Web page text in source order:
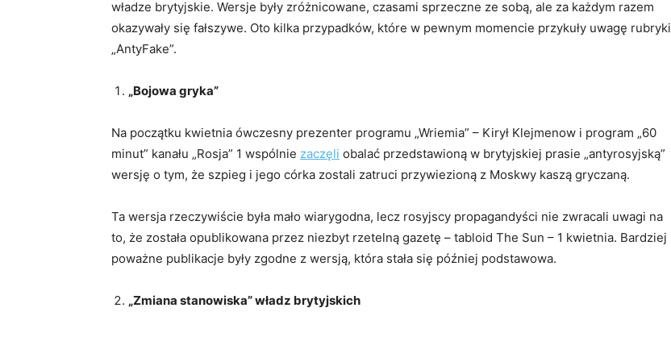
władze brytyjskie. Wersje były zróżnicowane, czasami sprzeczne ze sobą, ale za każdym razem
okazywały się fałszywe. Oto kilka przypadków, które w pewnym momencie przykuły uwagę rubryki
„AntyFake”.
„Bojowa gryka”
Na początku kwietnia ówczesny prezenter programu „Wriemia” – Kirył Klejmenow i program „60
minut” kanału „Rosja” 1 wspólnie zaczęli obalać przedstawioną w brytyjskiej prasie „antyrosyjską”
wersję o tym, że szpieg i jego córka zostali zatruci przywiezioną z Moskwy kaszą gryczaną.
Ta wersja rzeczywiście była mało wiarygodna, lecz rosyjscy propagandyści nie zwracali uwagi na
to, że została opublikowana przez niezbyt rzetelną gazetę – tabloid The Sun – 1 kwietnia. Bardziej
poważne publikacje były zgodne z wersją, która stała się później podstawowa.
„Zmiana stanowiska” władz brytyjskich